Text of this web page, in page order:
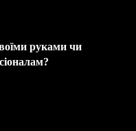
руками чи